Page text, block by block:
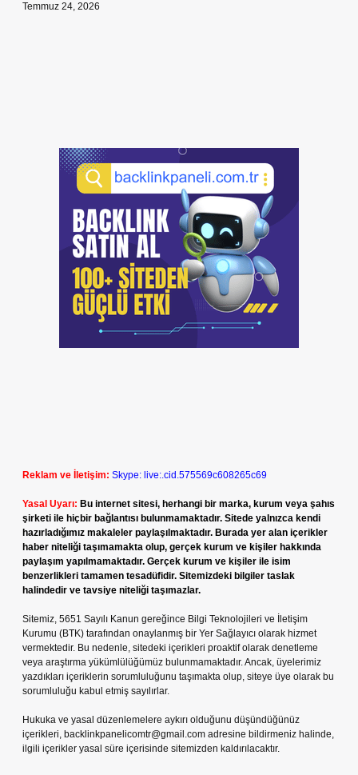
Temmuz 24, 2026
Reklam ve İletişim: Skype: live:.cid.575569c608265c69
Yasal Uyarı: Bu internet sitesi, herhangi bir marka, kurum veya şahıs
şirketi ile hiçbir bağlantısı bulunmamaktadır. Sitede yalnızca kendi
hazırladığımız makaleler paylaşılmaktadır. Burada yer alan içerikler
haber niteliği taşımamakta olup, gerçek kurum ve kişiler hakkında
paylaşım yapılmamaktadır. Gerçek kurum ve kişiler ile isim
benzerlikleri tamamen tesadüfidir. Sitemizdeki bilgiler taslak
halindedir ve tavsiye niteliği taşımazlar.
Sitemiz, 5651 Sayılı Kanun gereğince Bilgi Teknolojileri ve İletişim
Kurumu (BTK) tarafından onaylanmış bir Yer Sağlayıcı olarak hizmet
vermektedir. Bu nedenle, sitedeki içerikleri proaktif olarak denetleme
veya araştırma yükümlülüğümüz bulunmamaktadır. Ancak, üyelerimiz
yazdıkları içeriklerin sorumluluğunu taşımakta olup, siteye üye olarak bu
sorumluluğu kabul etmiş sayılırlar.
Hukuka ve yasal düzenlemelere aykırı olduğunu düşündüğünüz
içerikleri, backlinkpanelicomtr@gmail.com adresine bildirmeniz halinde,
ilgili içerikler yasal süre içerisinde sitemizden kaldırılacaktır.